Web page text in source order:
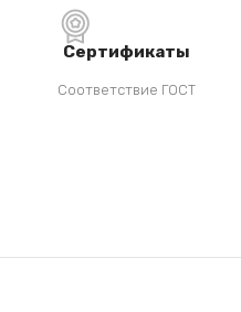
Сертификаты
Соответствие ГОСТ